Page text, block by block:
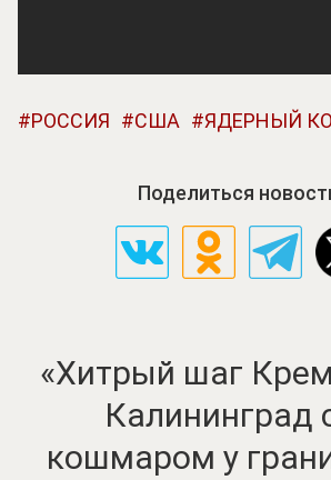
РОССИЯ США ЯДЕРНЫЙ
Поделиться
«Хитрый шаг
Калининград
кошмаром у